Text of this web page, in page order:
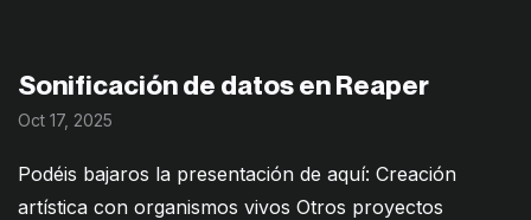
Sonificación de datos en Reaper
Oct 17, 2025
Podéis bajaros la presentación de aquí: Creación
artística con organismos vivos Otros proyectos